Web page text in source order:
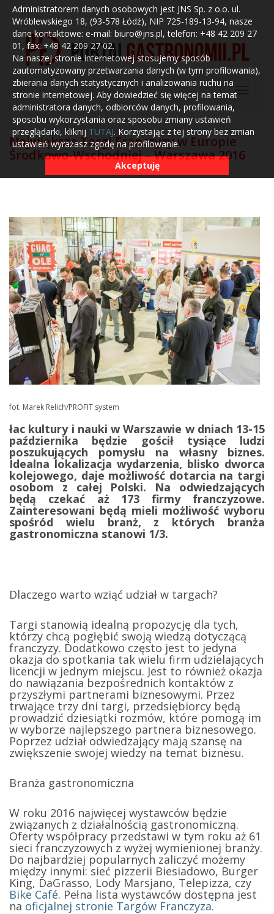
Administratorem danych osobowych jest JNS Sp. z o.o. ul.
Wróblewskiego 18, (93-578 Łódź), NIP 725-189-13-94, nasze
dane kontaktowe: e-mail: biuro@jns.pl, telefon: +48 42 209 27
01, fax: +48 42 209 27 02.
Na naszej stronie internetowej stosujemy sposób
zautomatyzowany przetwarzania danych (w tym profilowania),
zbierania danych statystycznych i analizowania ruchu na
stronie internetowej. Aby dowiedzieć się więcej na temat
administratora danych, odbiorców danych, profilowania,
sposobu wykorzystania oraz sposobu zmiany ustawień
przeglądarki, kliknij TUTAJ. Korzystając z tej strony bez zmian
ustawień wyrażasz zgodę na profilowanie.
Akceptuję
Największe Targi Franczyzy w Europie
Środkowo-Wschodniej – Warszawa 2016
fot. Marek Relich/PROFIT system
łac kultury i nauki w Warszawie w dniach 13-15
października będzie gościł tysiące ludzi
poszukujących pomysłu na własny biznes.
Idealna lokalizacja wydarzenia, blisko dworca
kolejowego, daje możliwość dotarcia na targi
osobom z całej Polski. Na odwiedzających
będą czekać aż 173 firmy franczyzowe.
Zainteresowani będą mieli możliwość wyboru
spośród wielu branż, z których branża
gastronomiczna stanowi 1/3.
Dlaczego warto wziąć udział w targach?
Targi stanowią idealną propozycję dla tych,
którzy chcą pogłębić swoją wiedzą dotyczącą
franczyzy. Dodatkowo często jest to jedyna
okazja do spotkania tak wielu firm udzielających
licencji w jednym miejscu. Jest to również okazja
do nawiązania bezpośrednich kontaktów z
przyszłymi partnerami biznesowymi. Przez
trwające trzy dni targi, przedsiębiorcy będą
prowadzić dziesiątki rozmów, które pomogą im
w wyborze najlepszego partnera biznesowego.
Poprzez udział odwiedzający mają szansę na
zwiększenie swojej wiedzy na temat biznesu.
Branża gastronomiczna
W roku 2016 najwięcej wystawców będzie
związanych z działalnością gastronomiczną.
Oferty współpracy przedstawi w tym roku aż 61
sieci franczyzowych z wyżej wymienionej branży.
Do najbardziej popularnych zaliczyć możemy
między innymi: sieć pizzerii Biesiadowo, Burger
King, DaGrasso, Lody Marsjano, Telepizza, czy
Bike Café. Pełna lista wystawców dostępna jest
na oficjalnej stronie Targów Franczyza.